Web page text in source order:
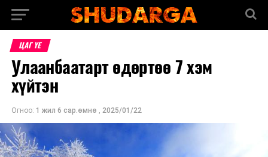
ЦАГ ҮЕ
Улаанбаатарт өдөртөө 7 хэм
хүйтэн
Огноо: 1 жил 6 сар.өмнө , 2025/01/22